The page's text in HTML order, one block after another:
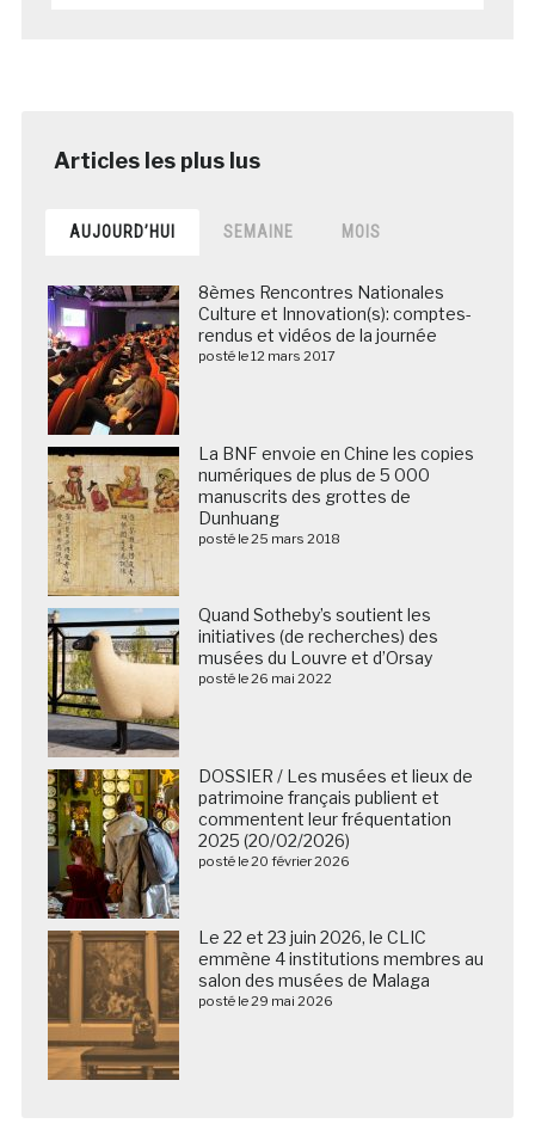
AUJOURD’HUI SEMAINE MOIS
8èmes Rencontres Nationales
Culture et Innovation(s): comptes-
rendus et vidéos de la journée
posté le 12 mars 2017
La BNF envoie en Chine les copies
numériques de plus de 5 000
manuscrits des grottes de
Dunhuang
posté le 25 mars 2018
Quand Sotheby’s soutient les
initiatives (de recherches) des
musées du Louvre et d’Orsay
posté le 26 mai 2022
DOSSIER / Les musées et lieux de
patrimoine français publient et
commentent leur fréquentation
2025 (20/02/2026)
posté le 20 février 2026
Le 22 et 23 juin 2026, le CLIC
emmène 4 institutions membres au
salon des musées de Malaga
posté le 29 mai 2026